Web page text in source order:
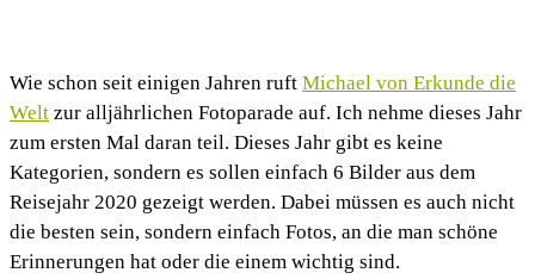
Wie schon seit einigen Jahren ruft Michael von Erkunde die
Welt zur alljährlichen Fotoparade auf. Ich nehme dieses Jahr
zum ersten Mal daran teil. Dieses Jahr gibt es keine
Kategorien, sondern es sollen einfach 6 Bilder aus dem
Reisejahr 2020 gezeigt werden. Dabei müssen es auch nicht
die besten sein, sondern einfach Fotos, an die man schöne
Erinnerungen hat oder die einem wichtig sind.